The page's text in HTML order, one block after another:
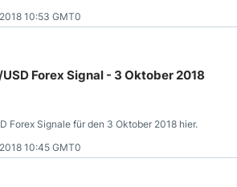
10:53 GMT0
USD Forex Signal - 3 Oktober 2018
Forex Signale für den 3 Oktober 2018 hier.
10:45 GMT0